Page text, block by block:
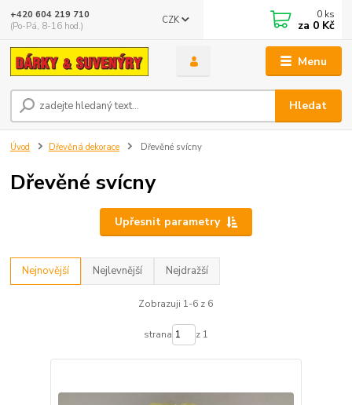
Menu
CZK
Hledat
+420 604 219 710
(Po-Pá, 8-16 hod.)
0 ks
za 0 Kč
Úvod Dřevěná dekorace Dřevěné svícny
Dřevěné svícny
Upřesnit parametry
Nejnovější Nejlevnější Nejdražší
Zobrazuji 1-6 z 6
strana z 1